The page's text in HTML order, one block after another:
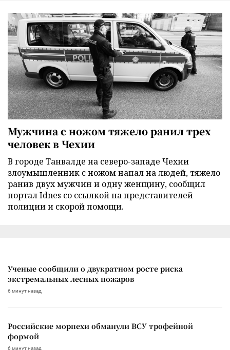
Мужчина с ножом тяжело ранил трех
человек в Чехии
В городе Танвалде на северо-западе Чехии
злоумышленник с ножом напал на людей, тяжело
ранив двух мужчин и одну женщину, сообщил
портал Idnes со ссылкой на представителей
полиции и скорой помощи.
Ученые сообщили о двукратном росте риска
экстремальных лесных пожаров
6 минут назад
Российские морпехи обманули ВСУ трофейной
формой
6 минут назад